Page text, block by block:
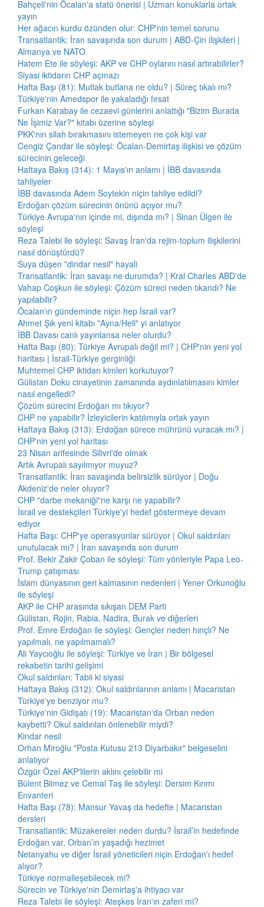
Bahçeli'nin Öcalan'a statü önerisi | Uzman konuklarla ortak
yayın
Her ağacın kurdu özünden olur: CHP'nin temel sorunu
Transatlantik: İran savaşında son durum | ABD-Çin ilişkileri |
Almanya ve NATO
Hatem Ete ile söyleşi: AKP ve CHP oylarını nasıl artırabilirler?
Siyasi iktidarın CHP açmazı
Hafta Başı (81): Mutlak butlana ne oldu? | Süreç tıkalı mı?
Türkiye'nin Amedspor ile yakaladığı fırsat
Furkan Karabay ile cezaevi günlerini anlattığı "Bizim Burada
Ne İşimiz Var?" kitabı üzerine söyleşi
PKK'nın silah bırakmasını istemeyen ne çok kişi var
Cengiz Çandar ile söyleşi: Öcalan-Demirtaş ilişkisi ve çözüm
sürecinin geleceği
Haftaya Bakış (314): 1 Mayıs'ın anlamı | İBB davasında
tahliyeler
İBB davasında Adem Soytekin niçin tahliye edildi?
Erdoğan çözüm sürecinin önünü açıyor mu?
Türkiye Avrupa'nın içinde mi, dışında mı? | Sinan Ülgen ile
söyleşi
Reza Talebi ile söyleşi: Savaş İran'da rejim-toplum ilişkilerini
nasıl dönüştürdü?
Suya düşen "dindar nesil" hayali
Transatlantik: İran savaşı ne durumda? | Kral Charles ABD'de
Vahap Coşkun ile söyleşi: Çözüm süreci neden tıkandı? Ne
yapılabilir?
Öcalan'ın gündeminde niçin hep İsrail var?
Ahmet Şık yeni kitabı "Ayna/Heli" yi anlatıyor
İBB Davası canlı yayınlansa neler olurdu?
Hafta Başı (80): Türkiye Avrupalı değil mi? | CHP'nin yeni yol
haritası | İsrail-Türkiye gerginliği
Muhtemel CHP iktidarı kimleri korkutuyor?
Gülistan Doku cinayetinin zamanında aydınlatılmasını kimler
nasıl engelledi?
Çözüm sürecini Erdoğan mı tıkıyor?
CHP ne yapabilir? İzleyicilerin katılımıyla ortak yayın
Haftaya Bakış (313): Erdoğan sürece mührünü vuracak mı? |
CHP'nin yeni yol haritası
23 Nisan arifesinde Silivri'de olmak
Artık Avrupalı sayılmıyor muyuz?
Transatlantik: İran savaşında belirsizlik sürüyor | Doğu
Akdeniz'de neler oluyor?
CHP "darbe mekaniği"ne karşı ne yapabilir?
İsrail ve destekçileri Türkiye'yi hedef göstermeye devam
ediyor
Hafta Başı: CHP'ye operasyonlar sürüyor | Okul saldırıları
unutulacak mı? | İran savaşında son durum
Prof. Bekir Zakir Çoban ile söyleşi: Tüm yönleriyle Papa Leo-
Trump çatışması
İslam dünyasının geri kalmasının nedenleri | Yener Orkunoğlu
ile söyleşi
AKP ile CHP arasında sıkışan DEM Parti
Gülistan, Rojin, Rabia, Nadira, Burak ve diğerleri
Prof. Emre Erdoğan ile söyleşi: Gençler neden hınçlı? Ne
yapılmalı, ne yapılmamalı?
Ali Yaycıoğlu ile söyleşi: Türkiye ve İran | Bir bölgesel
rekabetin tarihi gelişimi
Okul saldırıları: Tabii ki siyasi
Haftaya Bakış (312): Okul saldırılarının anlamı | Macaristan
Türkiye'ye benziyor mu?
Türkiye'nin Gidişatı (19): Macaristan'da Orban neden
kaybetti? Okul saldırıları önlenebilir miydi?
Kindar nesil
Orhan Miroğlu "Posta Kutusu 213 Diyarbakır" belgeselini
anlatıyor
Özgür Özel AKP'lilerin aklını çelebilir mi
Bülent Bilmez ve Cemal Taş ile söyleşi: Dersim Kırımı
Envanteri
Hafta Başı (78): Mansur Yavaş da hedefte | Macaristan
dersleri
Transatlantik: Müzakereler neden durdu? İsrail’in hedefinde
Erdoğan var, Orban’ın yaşadığı hezimet
Netanyahu ve diğer İsrail yöneticileri niçin Erdoğan'ı hedef
alıyor?
Türkiye normalleşebilecek mi?
Sürecin ve Türkiye'nin Demirtaş'a ihtiyacı var
Reza Talebi ile söyleşi: Ateşkes İran'ın zaferi mi?